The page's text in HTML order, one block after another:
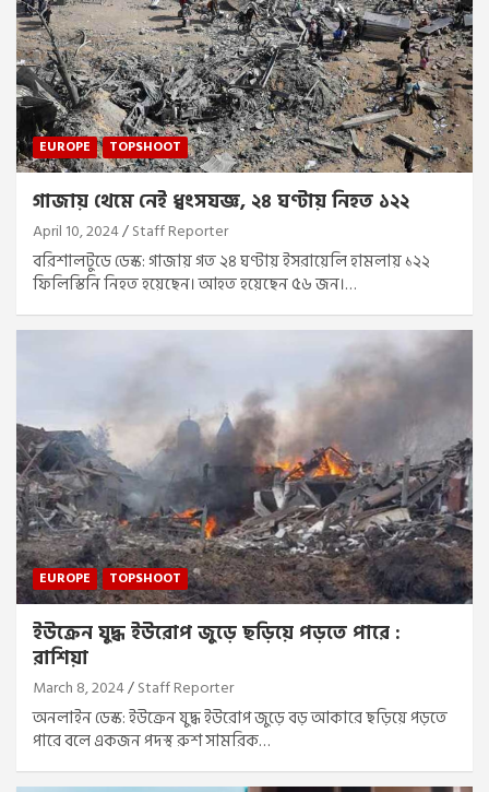
EUROPE TOPSHOOT
গাজায় থেমে নেই ধ্বংসযজ্ঞ, ২৪ ঘণ্টায় নিহত ১২২
April 10, 2024 Staff Reporter
বরিশালটুডে ডেস্ক: গাজায় গত ২৪ ঘণ্টায় ইসরায়েলি হামলায় ১২২
ফিলিস্তিনি নিহত হয়েছেন। আহত হয়েছেন ৫৬ জন।…
EUROPE TOPSHOOT
ইউক্রেন যুদ্ধ ইউরোপ জুড়ে ছড়িয়ে পড়তে পারে :
রাশিয়া
March 8, 2024 Staff Reporter
অনলাইন ডেস্ক: ইউক্রেন যুদ্ধ ইউরোপ জুড়ে বড় আকারে ছড়িয়ে পড়তে
পারে বলে একজন পদস্থ রুশ সামরিক…